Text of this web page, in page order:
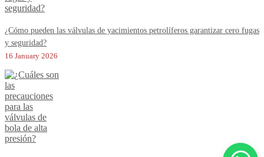
¿Cómo pueden las válvulas de yacimientos petrolíferos garantizar cero fugas
y seguridad?
16 January 2026